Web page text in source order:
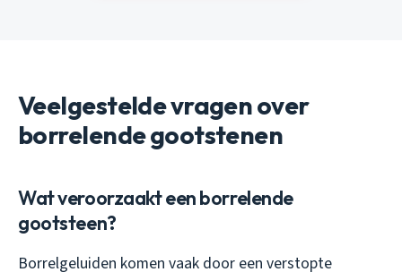
Veelgestelde vragen over
borrelende gootstenen
Wat veroorzaakt een borrelende
gootsteen?
Borrelgeluiden komen vaak door een verstopte